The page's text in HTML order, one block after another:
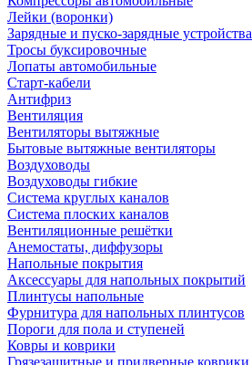
Лейки (воронки)
Зарядные и пуско-зарядные устройства
Тросы буксировочные
Лопаты автомобильные
Старт-кабели
Антифриз
Вентиляция
Вентиляторы вытяжные
Бытовые вытяжные вентиляторы
Воздуховоды
Воздуховоды гибкие
Система круглых каналов
Система плоских каналов
Вентиляционные решётки
Анемостаты, диффузоры
Напольные покрытия
Аксессуары для напольных покрытий
Плинтусы напольные
Фурнитура для напольных плинтусов
Пороги для пола и ступеней
Ковры и коврики
Грязезащитные и придверные коврики